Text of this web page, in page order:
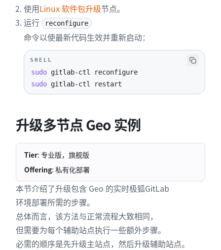
使用Linux 软件包升级节点。
运行
reconfigure
命令以使最新代码生效并重新启动：
SHELL
sudo
sudo gitlab-ctl restart
升级多节点 Geo 实例
Tier: 专业版，旗舰版
Offering: 私有化部署
本节介绍了升级包含 Geo 的实时极狐GitLab
环境部署所需的步骤。
总体而言，该方法与正常流程大致相同，
但需要为每个辅助站点执行一些额外步骤。
必需的顺序是先升级主站点，然后升级辅助站点。